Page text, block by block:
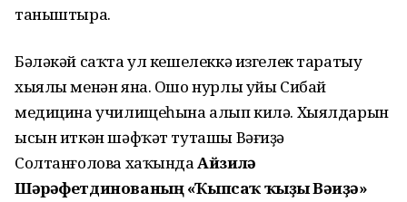
таныштыра.
Бәләкәй саҡта ул кешелеккә изгелек таратыу
хыялы менән яна. Ошо нурлы уйы Сибай
медицина училищеһына алып килә. Хыялдарын
ысын иткән шәфҡәт туташы Вәғиҙә
Солтанғолова хаҡындаАйзилә
Шәрәфетдинованың «Ҡыпсаҡ ҡыҙы Вәғиҙә»